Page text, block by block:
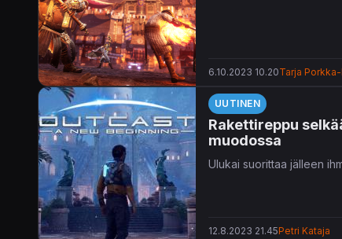
6.10.2023 10.20Tarja
UUTINEN
Rakettireppu
muodossa
Ulukai suorittaa jälleen
12.8.2023 21.45Petri Kataja